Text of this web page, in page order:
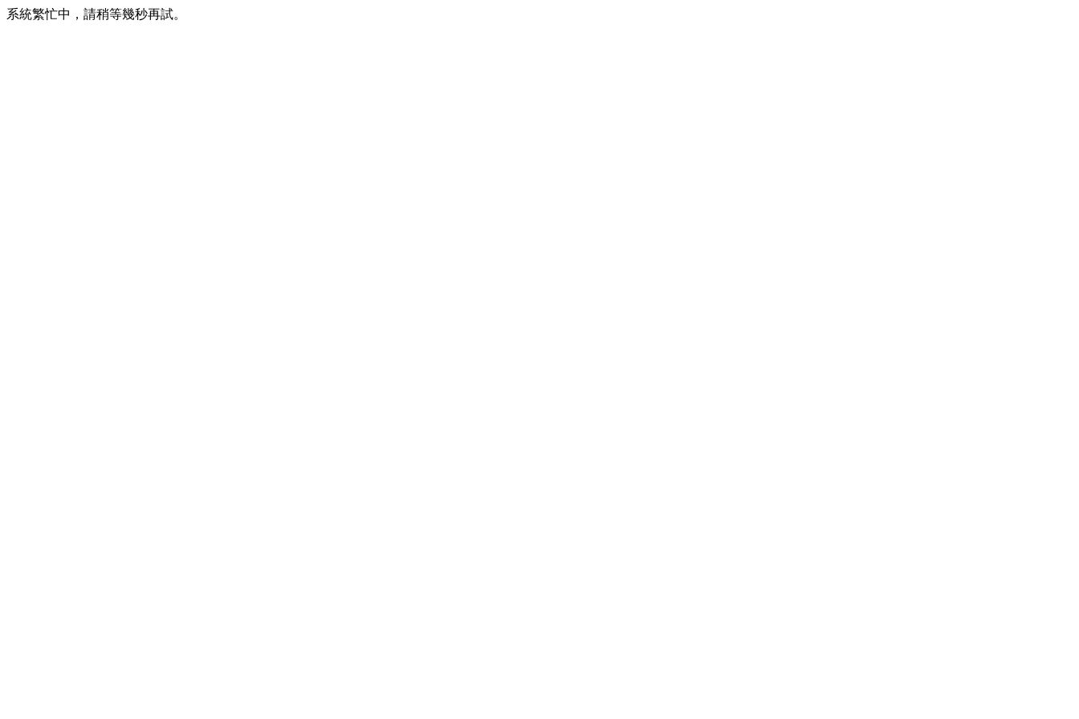
系統繁忙中，請稍等幾秒再試。